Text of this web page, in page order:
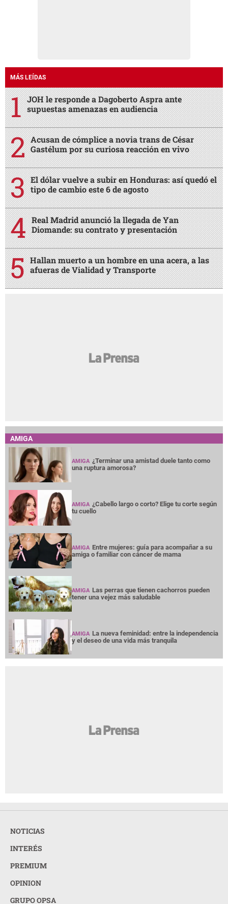
MÁS LEÍDAS
JOH le responde a Dagoberto Aspra ante
supuestas amenazas en audiencia
Acusan de cómplice a novia trans de César
Gastélum por su curiosa reacción en vivo
El dólar vuelve a subir en Honduras: así quedó el
tipo de cambio este 6 de agosto
Real Madrid anunció la llegada de Yan
Diomande: su contrato y presentación
Hallan muerto a un hombre en una acera, a las
afueras de Vialidad y Transporte
AMIGA
AMIGA ¿Terminar una amistad duele tanto como
una ruptura amorosa?
AMIGA ¿Cabello largo o corto? Elige tu corte según
tu cuello
AMIGA Entre mujeres: guía para acompañar a su
amiga o familiar con cáncer de mama
AMIGA Las perras que tienen cachorros pueden
tener una vejez más saludable
AMIGA La nueva feminidad: entre la independencia
y el deseo de una vida más tranquila
NOTICIAS
INTERÉS
PREMIUM
OPINION
GRUPO OPSA